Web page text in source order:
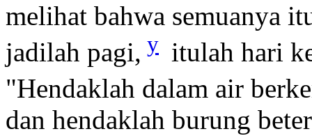
melihat bahwa semuanya
jadilah pagi, y itulah hari
"Hendaklah dalam air
dan hendaklah burung